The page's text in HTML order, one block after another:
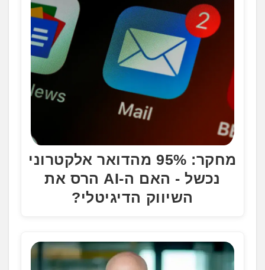
מחקר: 95% מהדואר אלקטרוני
נכשל - האם ה-AI הרס את
השיווק הדיגיטלי?